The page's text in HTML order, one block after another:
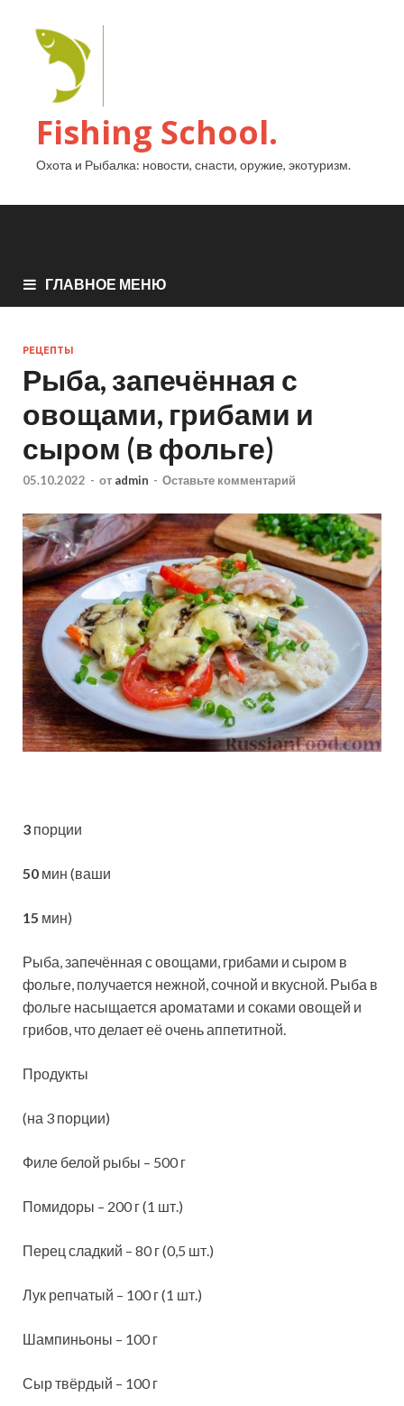
Fishing School.
Охота и Рыбалка: новости, снасти, оружие, экотуризм.
ГЛАВНОЕ МЕНЮ
РЕЦЕПТЫ
Рыба, запечённая с
овощами, грибами и
сыром (в фольге)
05.10.2022 - от admin - Оставьте комментарий
3 порции
50 мин (ваши
15 мин)
Рыба, запечённая с овощами, грибами и сыром в
фольге, получается нежной, сочной и вкусной. Рыба в
фольге насыщается ароматами и соками овощей и
грибов, что делает её очень аппетитной.
Продукты
(на 3 порции)
Филе белой рыбы – 500 г
Помидоры – 200 г (1 шт.)
Перец сладкий – 80 г (0,5 шт.)
Лук репчатый – 100 г (1 шт.)
Шампиньоны – 100 г
Сыр твёрдый – 100 г